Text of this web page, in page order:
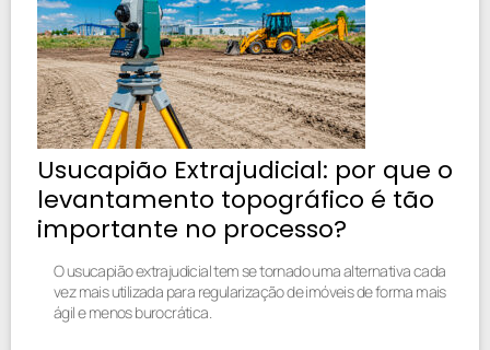
Usucapião Extrajudicial: por que o
levantamento topográfico é tão
importante no processo?
O usucapião extrajudicial tem se tornado uma alternativa cada
vez mais utilizada para regularização de imóveis de forma mais
ágil e menos burocrática.